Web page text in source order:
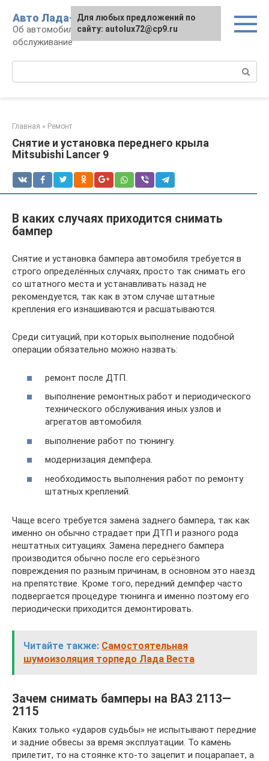
контенту
Авто Лада-люкс
Об автомобилях LADA: эксплуатация и
обслуживание
Главная » Ремонт
Снятие и установка переднего крыла
Mitsubishi Lancer 9
В каких случаях приходится снимать
бампер
Снятие и установка бампера автомобиля требуется в
строго определённых случаях, просто так снимать его
со штатного места и устанавливать назад не
рекомендуется, так как в этом случае штатные
крепления его изнашиваются и расшатываются.
Среди ситуаций, при которых выполнение подобной
операции обязательно можно назвать:
ремонт после ДТП.
выполнение ремонтных работ и периодического
технического обслуживания иных узлов и
агрегатов автомобиля.
выполнение работ по тюнингу.
модернизация демпфера.
необходимость выполнения работ по ремонту
штатных креплений.
Чаще всего требуется замена заднего бампера, так как
именно он обычно страдает при ДТП и разного рода
нештатных ситуациях. Замена переднего бампера
производится обычно после его серьёзного
повреждения по разным причинам, в основном это наезд
на препятствие. Кроме того, передний демпфер часто
подвергается процедуре тюнинга и именно поэтому его
периодически приходится демонтировать.
Читайте также: Самостоятельная
шумоизоляция торпедо Лада Веста
Зачем снимать бамперы на ВАЗ 2113—
2115
Каких только «ударов судьбы» не испытывают передние
и задние обвесы за время эксплуатации. То камень
прилетит, то на стоянке кто-то зацепит и поцарапает, а
Для любых предложений по
сайту: autolux72@cp9.ru